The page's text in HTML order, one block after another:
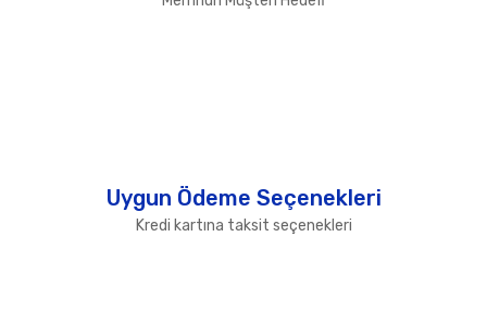
Uygun Ödeme Seçenekleri
Kredi kartına taksit seçenekleri